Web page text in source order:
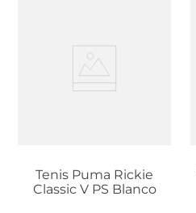
Tenis Puma Rickie
Classic V PS Blanco